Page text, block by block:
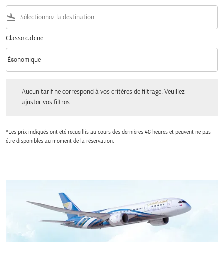
flight_land
Classe cabine
Classe cabine option Économique Selected
Économique
keyboard_arrow_down
Aucun tarif ne correspond à vos critères de filtrage. Veuillez
ajuster vos filtres.
*Les prix indiqués ont été recueillis au cours des dernières 48 heures et peuvent ne pas
être disponibles au moment de la réservation.